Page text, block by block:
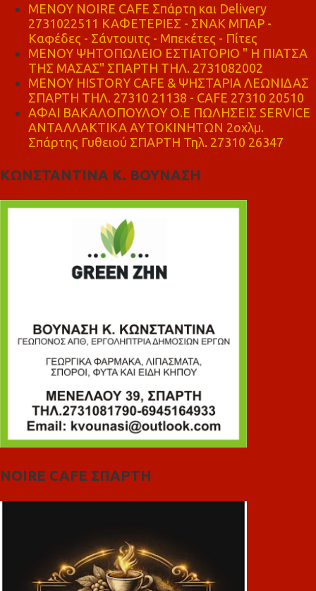
MENOY NOIRE CAFE Σπάρτη και Delivery
2731022511 ΚΑΦΕΤΕΡΙΕΣ - ΣΝΑΚ ΜΠΑΡ -
Καφέδες - Σάντουιτς - Μπεκέτες - Πίτες
ΜΕΝΟΥ ΨΗΤΟΠΩΛΕΙΟ ΕΣΤΙΑΤΟΡΙΟ " Η ΠΙΑΤΣΑ
ΤΗΣ ΜΑΣΑΣ" ΣΠΑΡΤΗ ΤΗΛ. 2731082002
ΜΕΝΟΥ HISTORY CAFE & ΨΗΣΤΑΡΙΑ ΛΕΩΝΙΔΑΣ
ΣΠΑΡΤΗ ΤΗΛ. 27310 21138 - CAFE 27310 20510
ΑΦΑΙ ΒΑΚΑΛΟΠΟΥΛΟΥ Ο.Ε ΠΩΛΗΣΕΙΣ SERVICE
ΑΝΤΑΛΛΑΚΤΙΚΑ ΑΥΤΟΚΙΝΗΤΩΝ 2οχλμ.
Σπάρτης Γυθειού ΣΠΑΡΤΗ Τηλ. 27310 26347
ΚΩΝΣΤΑΝΤΙΝΑ Κ. ΒΟΥΝΑΣΗ
NOIRE CAFE ΣΠΑΡΤΗ